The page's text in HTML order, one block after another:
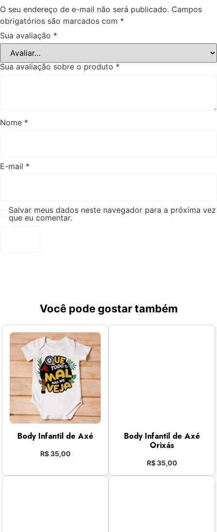
O seu endereço de e-mail não será publicado. Campos
obrigatórios são marcados com *
Sua avaliação *
Sua avaliação sobre o produto *
Nome *
E-mail *
Salvar meus dados neste navegador para a próxima vez
que eu comentar.
Você pode gostar também
Body Infantil de Axé
R$35,00
Body Infantil de Axé
Orixás
R$35,00